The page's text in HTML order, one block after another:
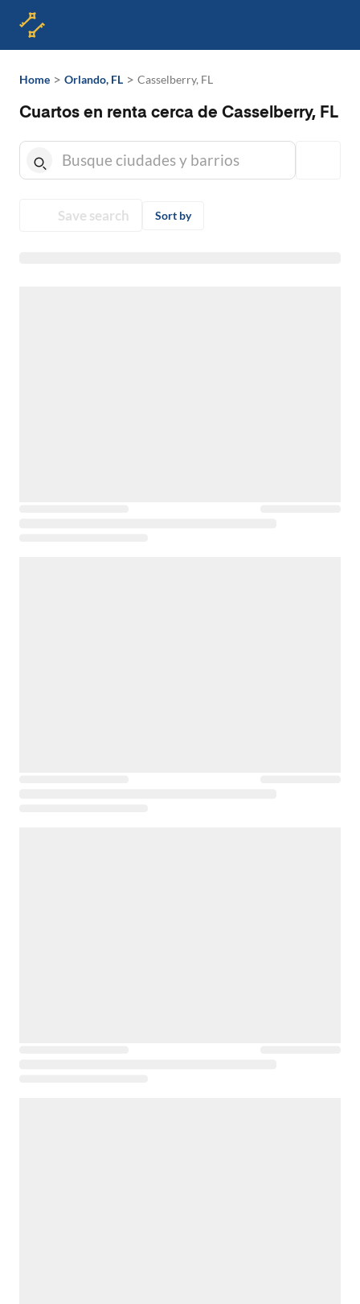
Home > Orlando, FL > Casselberry, FL
Cuartos en renta cerca de Casselberry, FL
Save search Sort by